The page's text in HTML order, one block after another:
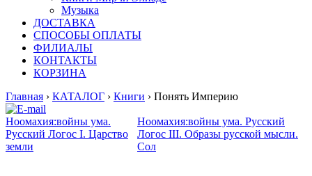
Музыка
ДОСТАВКА
СПОСОБЫ ОПЛАТЫ
ФИЛИАЛЫ
КОНТАКТЫ
КОРЗИНА
Главная › КАТАЛОГ › Книги › Понять Империю
Ноомахия:войны ума.
Русский Логос I. Царство
земли
Ноомахия:войны ума. Русский
Логос III. Образы русской мысли.
Сол